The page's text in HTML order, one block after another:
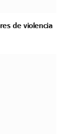
de violencia